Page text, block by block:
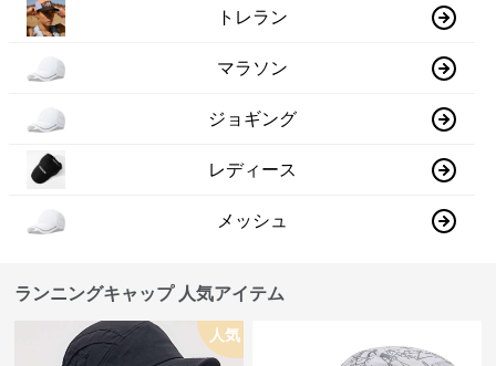
トレラン
マラソン
ジョギング
レディース
メッシュ
ランニングキャップ 人気アイテム
人気